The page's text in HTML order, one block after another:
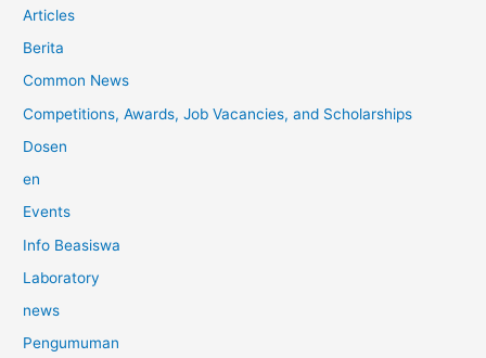
Articles
Berita
Common News
Competitions, Awards, Job Vacancies, and Scholarships
Dosen
en
Events
Info Beasiswa
Laboratory
news
Pengumuman